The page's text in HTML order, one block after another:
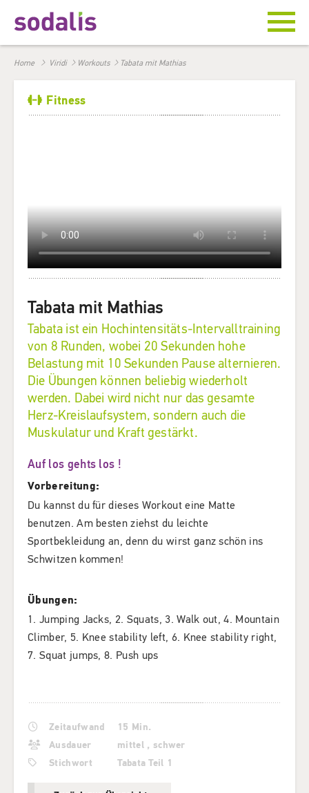
Home Viridi Workouts Tabata mit Mathias
Fitness
Tabata mit Mathias
Tabata ist ein Hochintensitäts-Intervalltraining
von 8 Runden, wobei 20 Sekunden hohe
Belastung mit 10 Sekunden Pause alternieren.
Die Übungen können beliebig wiederholt
werden. Dabei wird nicht nur das gesamte
Herz-Kreislaufsystem, sondern auch die
Muskulatur und Kraft gestärkt.
Auf los gehts los !
Vorbereitung:
Du kannst du für dieses Workout eine Matte
benutzen. Am besten ziehst du leichte
Sportbekleidung an, denn du wirst ganz schön ins
Schwitzen kommen!
Übungen:
1. Jumping Jacks, 2. Squats, 3. Walk out, 4. Mountain
Climber, 5. Knee stability left, 6. Knee stability right,
7. Squat jumps, 8. Push ups
Zeitaufwand
15 Min.
Ausdauer
mittel , schwer
Stichwort
Tabata Teil 1